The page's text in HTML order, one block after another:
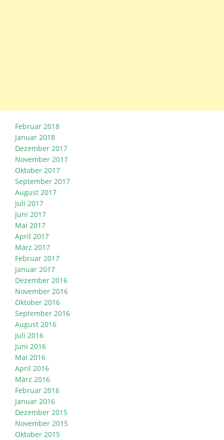
Februar 2018
Januar 2018
Dezember 2017
November 2017
Oktober 2017
September 2017
August 2017
Juli 2017
Juni 2017
Mai 2017
April 2017
März 2017
Februar 2017
Januar 2017
Dezember 2016
November 2016
Oktober 2016
September 2016
August 2016
Juli 2016
Juni 2016
Mai 2016
April 2016
März 2016
Februar 2016
Januar 2016
Dezember 2015
November 2015
Oktober 2015